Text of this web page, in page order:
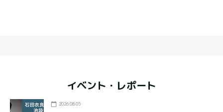
イベント・レポート
2026.08.05